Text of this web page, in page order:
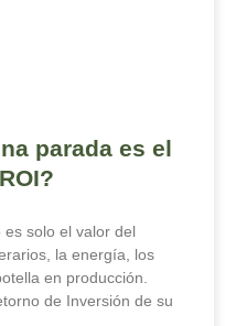
parada es el
es solo el valor del
la energía, los
en producción.
de Inversión de su